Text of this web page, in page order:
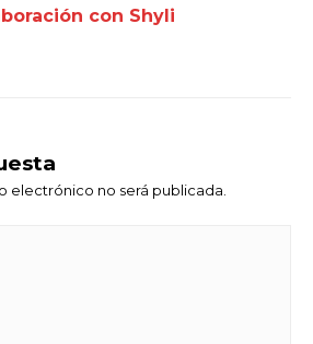
con Shyli
electrónico no será publicada.